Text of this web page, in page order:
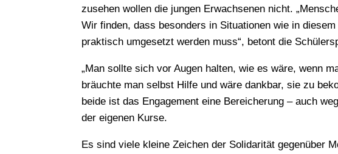
zusehen wollen die jungen Erwachsenen nicht.
Wir finden, dass besonders in Situationen wie in
praktisch umgesetzt werden muss“, betont die
„Man sollte sich vor Augen halten, wie es wäre, wenn
bräuchte man selbst Hilfe und wäre dankbar, sie zu
beide ist das Engagement eine Bereicherung – auch
der eigenen Kurse.
Es sind viele kleine Zeichen der Solidarität gegenüber